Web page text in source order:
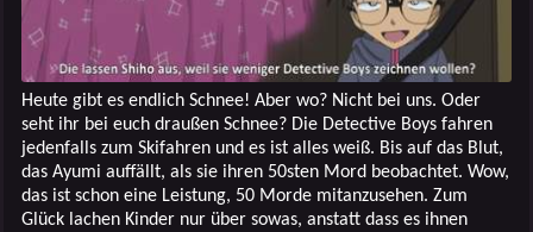
Heute gibt es endlich Schnee! Aber wo? Nicht bei uns. Oder
seht ihr bei euch draußen Schnee? Die Detective Boys fahren
jedenfalls zum Skifahren und es ist alles weiß. Bis auf das Blut,
das Ayumi auffällt, als sie ihren 50sten Mord beobachtet. Wow,
das ist schon eine Leistung, 50 Morde mitanzusehen. Zum
Glück lachen Kinder nur über sowas, anstatt dass es ihnen